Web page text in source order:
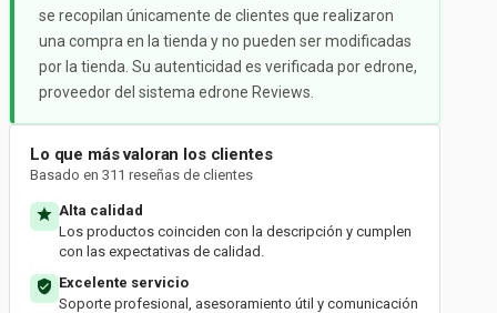
se recopilan únicamente de clientes que realizaron
una compra en la tienda y no pueden ser modificadas
por la tienda. Su autenticidad es verificada por edrone,
proveedor del sistema edrone Reviews.
Lo que más valoran los clientes
Basado en 311 reseñas de clientes
Alta calidad
Los productos coinciden con la descripción y cumplen
con las expectativas de calidad.
Excelente servicio
Soporte profesional, asesoramiento útil y comunicación